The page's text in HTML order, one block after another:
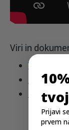
Viri in
Varnostni
Tehnični
MOTIP
Prijavi
prvem